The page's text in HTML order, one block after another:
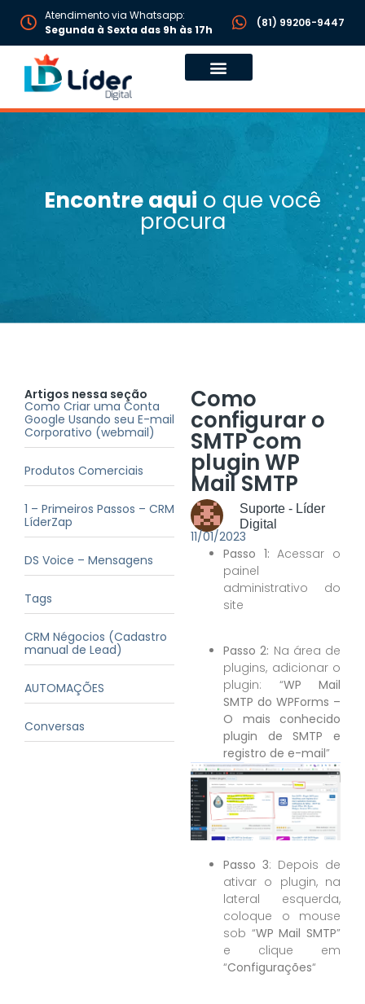
Atendimento via Whatsapp:
Segunda à Sexta das 9h às 17h
(81) 99206-9447
Encontre aqui o que você
procura
Artigos nessa seção
Como Criar uma Conta
Google Usando seu E-mail
Corporativo (webmail)
Produtos Comerciais
1 – Primeiros Passos – CRM
LíderZap
DS Voice – Mensagens
Tags
CRM Négocios (Cadastro
manual de Lead)
AUTOMAÇÕES
Conversas
Como
configurar o
SMTP com
plugin WP
Mail SMTP
Suporte - Líder
Digital
11/01/2023
Passo 1: Acessar o
painel
administrativo do
site
Passo 2: Na área de
plugins, adicionar o
plugin: “WP Mail
SMTP do WPForms –
O mais conhecido
plugin de SMTP e
registro de e-mail”
Passo 3: Depois de
ativar o plugin, na
lateral esquerda,
coloque o mouse
sob “WP Mail SMTP”
e clique em
“Configurações“